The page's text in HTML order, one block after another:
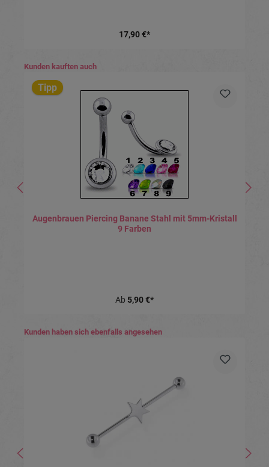
17,90 €*
Produktgalerie überspringen
Kunden kauften auch
Tipp
Augenbrauen Piercing Banane Stahl mit 5mm-Kristall
9 Farben
Ab 5,90 €*
Produktgalerie überspringen
Kunden haben sich ebenfalls angesehen